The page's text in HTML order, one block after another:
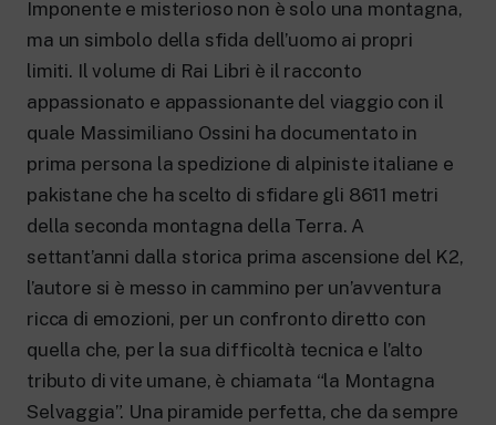
Le redazioni regionali di RaiNews.
Rai TgR
Approfondimenti culturali su Arte,
Letteratura, Storia e molto altro.
Rai Cultura
Per le scuole secondarie di I e II grado,
l’Università, i Docenti e l’istruzione degli
adulti.
Rai Scuola
Imponente e misterioso non è solo una montagna,
ma un simbolo della sfida dell’uomo ai propri
limiti. Il volume di Rai Libri è il racconto
appassionato e appassionante del viaggio con il
quale Massimiliano Ossini ha documentato in
prima persona la spedizione di alpiniste italiane e
pakistane che ha scelto di sfidare gli 8611 metri
della seconda montagna della Terra. A
settant’anni dalla storica prima ascensione del K2,
l’autore si è messo in cammino per un’avventura
ricca di emozioni, per un confronto diretto con
quella che, per la sua difficoltà tecnica e l’alto
tributo di vite umane, è chiamata “la Montagna
Selvaggia”. Una piramide perfetta, che da sempre